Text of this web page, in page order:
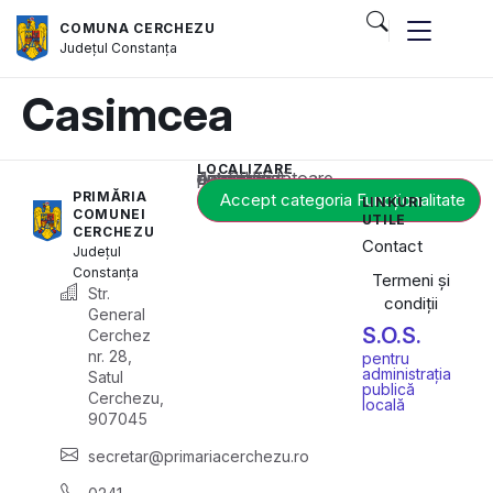
COMUNA CERCHEZU
JudețulConstanța
Casimcea
PRIMĂRIA
COMUNEI
CERCHEZU
Județul
Constanța
Str.
General
Cerchez
nr. 28,
Satul
Cerchezu,
907045
secretar@primariacerchezu.ro
LOCALIZARE
Acest conținut este blocat până când acceptați categoria corespunzătoare de cookie-uri.
Accept categoria Funcționalitate
LINKURI
UTILE
Contact
Termeni și
condiții
S.O.S.
pentru
administrația
publică
locală